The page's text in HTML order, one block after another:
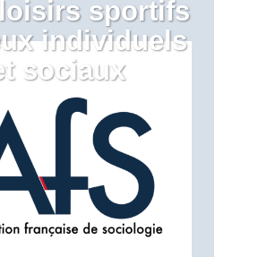
sportifs
individuels
sociaux